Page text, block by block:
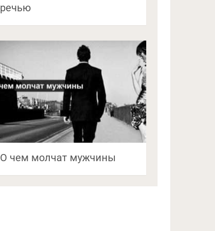
речью
О чем молчат мужчины